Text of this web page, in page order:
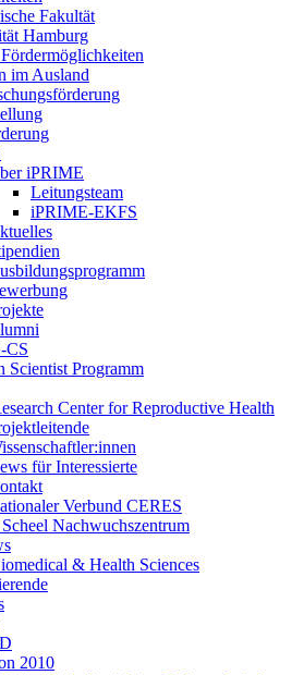
Fakultät
Hamburg
im Ausland
iPRIME
Leitungsteam
iPRIME-EKFS
CS
Scientist Programm
Center for Reproductive Health
für Interessierte
Verbund CERES
Nachwuchszentrum
& Health Sciences
2010